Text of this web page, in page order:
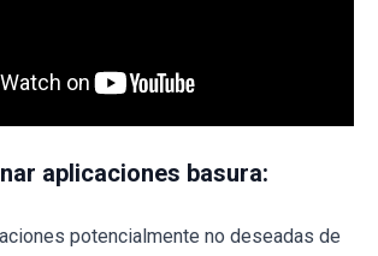
aplicaciones basura:
potencialmente no deseadas de